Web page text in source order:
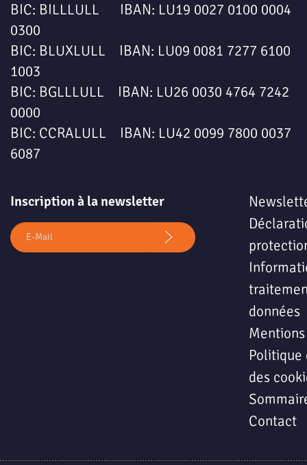
BIC: BILLLULL IBAN: LU19 0027 0100 0004
0300
BIC: BLUXLULL IBAN: LU09 0081 7277 6100
1003
BIC: BGLLLULL IBAN: LU26 0030 4764 7242
0000
BIC: CCRALULL IBAN: LU42 0099 7800 0037
6087
Inscription à la newsletter
données
Politique
des
Contact